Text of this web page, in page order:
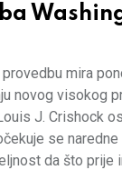
mira
novog visokog
J. Crishock
se
da što prije